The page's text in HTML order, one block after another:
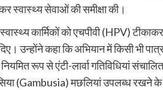
स्वास्थ्य सेवाओं की समीक्षा की।
कार्मिकों को एचपीवी (HPV)
उन्होंने कहा कि अभियान में किसी भी पात्र
नियमित रूप से एंटी-लार्वा गतिविधियां
(Gambusia) मछलियां उपलब्ध रखने के